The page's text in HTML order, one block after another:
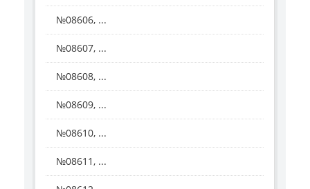
№08606, ...
№08607, ...
№08608, ...
№08609, ...
№08610, ...
№08611, ...